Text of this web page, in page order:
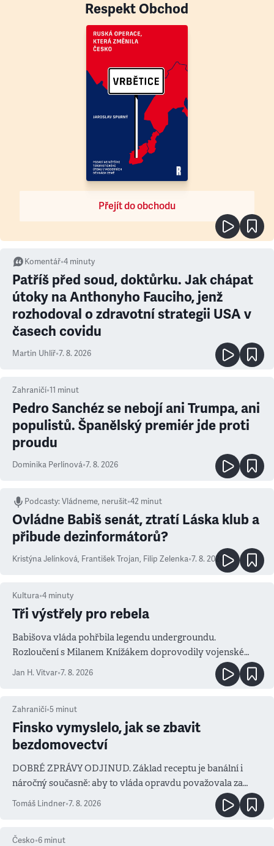
Respekt Obchod
Přejít do obchodu
Komentář•4 minuty
Patříš před soud, doktůrku. Jak chápat
útoky na Anthonyho Fauciho, jenž
rozhodoval o zdravotní strategii USA v
časech covidu
Martin Uhlíř•7. 8. 2026
Zahraničí•11 minut
Pedro Sanchéz se nebojí ani Trumpa, ani
populistů. Španělský premiér jde proti
proudu
Dominika Perlínová•7. 8. 2026
Podcasty:Vládneme, nerušit•42 minut
Ovládne Babiš senát, ztratí Láska klub a
přibude dezinformátorů?
Kristýna Jelínková, František Trojan, Filip Zelenka•7. 8. 2026
Kultura•4 minuty
Tři výstřely pro rebela
Babišova vláda pohřbila legendu undergroundu.
Rozloučení s Milanem Knížákem doprovodily vojenské
salvy i kritika pokrokářů
Jan H. Vitvar•7. 8. 2026
Zahraničí•5 minut
Finsko vymyslelo, jak se zbavit
bezdomovectví
DOBRÉ ZPRÁVY ODJINUD. Základ receptu je banální i
náročný současně: aby to vláda opravdu považovala za
prioritu
Tomáš Lindner•7. 8. 2026
Česko•6 minut